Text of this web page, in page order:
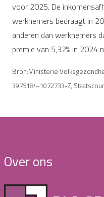
voor 2025. De
werknemers bedraagt in
anderen dan werknemers
premie van 5,32% in 2024
Bron:Ministerie
3975184-1072733-Z,
Over ons